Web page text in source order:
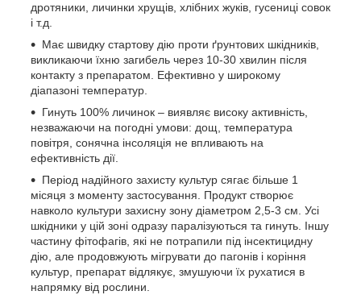
дротяники, личинки хрущів, хлібних жуків, гусениці совок
і т.д.
Має швидку стартову дію проти ґрунтових шкідників,
викликаючи їхню загибель через 10-30 хвилин після
контакту з препаратом. Ефективно у широкому
діапазоні температур.
Гинуть 100% личинок – виявляє високу активність,
незважаючи на погодні умови: дощ, температура
повітря, сонячна інсоляція не впливають на
ефективність дії.
Період надійного захисту культур сягає більше 1
місяця з моменту застосування. Продукт створює
навколо культури захисну зону діаметром 2,5-3 см. Усі
шкідники у цій зоні одразу паралізуються та гинуть. Іншу
частину фітофагів, які не потрапили під інсектицидну
дію, але продовжують мігрувати до пагонів і коріння
культур, препарат відлякує, змушуючи їх рухатися в
напрямку від рослини.